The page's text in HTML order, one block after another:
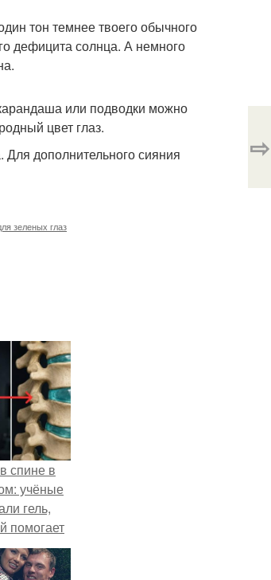
тон темнее твоего обычного
дефицита солнца. А немного
или подводки можно
цвет глаз.
дополнительного сияния
зеленых глаз
⇨
спине в
учёные
гель,
помогает